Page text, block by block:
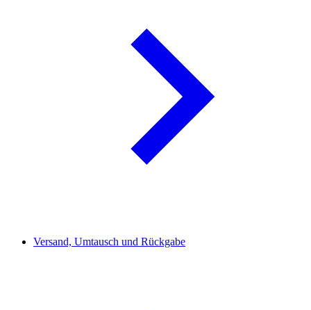
Versand, Umtausch und Rückgabe